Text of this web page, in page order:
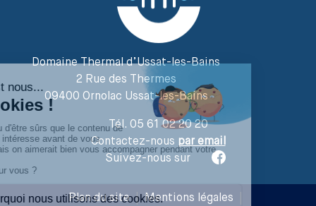
Domaine Thermal d’Ussat-les-Bains
2 Rue des Thermes
09400 Ornolac Ussat-les-Bains
Tél. 05 61 02 20 20
Contactez-nous par email
Suivez-nous sur
Plan du site | Mentions légales